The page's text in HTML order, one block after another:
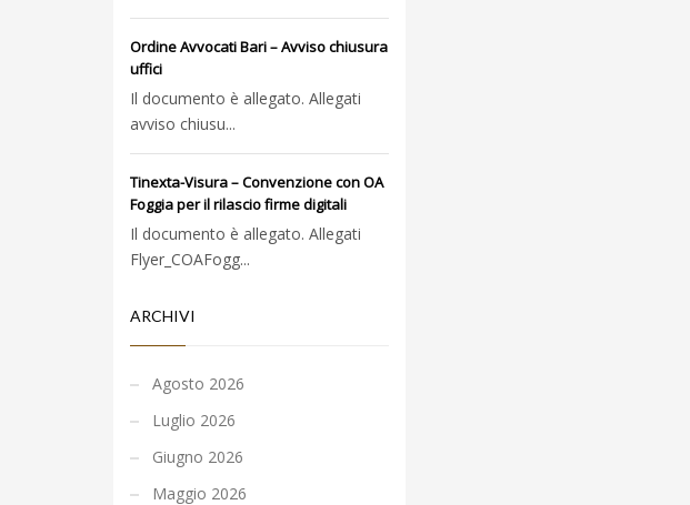
Ordine Avvocati Bari – Avviso chiusura
uffici
Il documento è allegato. Allegati
avviso chiusu...
Tinexta-Visura – Convenzione con OA
Foggia per il rilascio firme digitali
Il documento è allegato. Allegati
Flyer_COAFogg...
ARCHIVI
Agosto 2026
Luglio 2026
Giugno 2026
Maggio 2026